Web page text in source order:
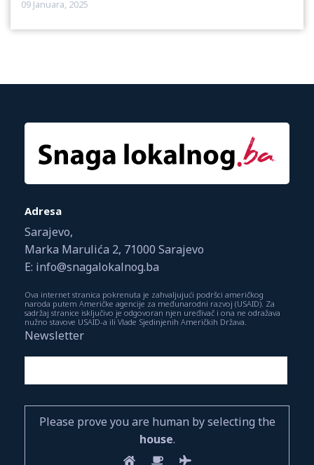
09 Januara, 2025
Adresa
Sarajevo,
Marka Marulića 2, 71000 Sarajevo
E: info@snagalokalnog.ba
Ova internet stranica pokrenuta je zahvaljujući podršci američkog
naroda putem Američke agencije za međunarodni razvoj (USAID). Za
sadržaj stranice isključivo je odgovoran njen uređivač i ona ne odražava
nužno stavove USAID-a ili Vlade Sjedinjenih Američkih Država.
Newsletter
Please prove you are human by selecting the
house.